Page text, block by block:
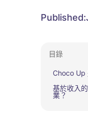
Published:
目錄
‍Choco Up
基於收入
業？